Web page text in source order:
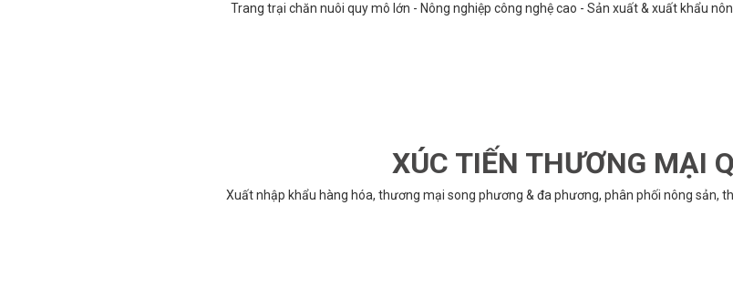
Trang trại chăn nuôi quy mô lớn - Nông nghiệp công nghệ cao - Sản xuất & xuất khẩu
XÚC TIẾN THƯƠNG MẠI
Xuất nhập khẩu hàng hóa, thương mại song phương & đa phương, phân phối nông sản,